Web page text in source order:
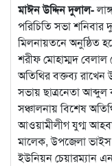
মাঈন উদ্দিন দুলাল-
পরিচিতি সভা শনিবার
মিলনায়তনে অনুষ্ঠিত
শরীফ মোহাম্মদ বেলাল
অতিথির বক্তব্য রাখেন
সভায় ছাত্রনেতা
সঞ্চালনায় বিশেষ
আওয়ামীলীগ যুগ্ম
মালেক, উপজেলা
ইউনিয়ন চেয়ারম্যান